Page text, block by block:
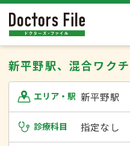
新平野駅、混合ワク
エリア・駅 新平野駅
診療科目 指定なし